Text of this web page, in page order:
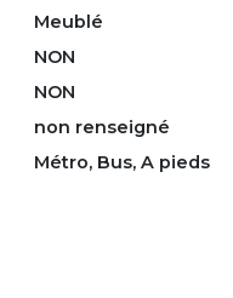
Meublé
NON
NON
non renseigné
Métro, Bus, A pieds